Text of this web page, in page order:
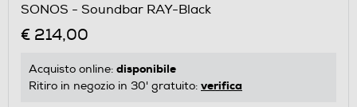
SONOS - Soundbar RAY-Black
€ 214,00
Acquisto online: disponibile
Ritiro in negozio in 30' gratuito: verifica